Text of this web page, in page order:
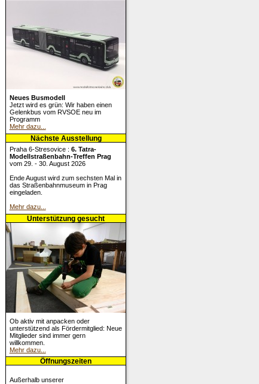
Neues Busmodell
Jetzt wird es grün: Wir haben einen
Gelenkbus vom RVSOE neu im
Programm
Mehr dazu...
Nächste Ausstellung
Praha 6-Stresovice : 6. Tatra-
Modellstraßenbahn-Treffen Prag
vom 29. - 30. August 2026
Ende August wird zum sechsten Mal in
das Straßenbahnmuseum in Prag
eingeladen.
Mehr dazu...
Unterstützung gesucht
Ob aktiv mit anpacken oder
unterstützend als Fördermitglied: Neue
Mitglieder sind immer gern
willkommen.
Mehr dazu...
Öffnungszeiten
Außerhalb unserer